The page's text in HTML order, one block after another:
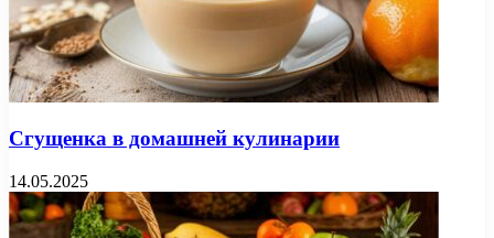
Сгущенка в домашней кулинарии
14.05.2025